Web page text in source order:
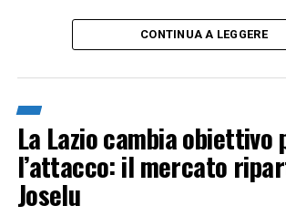
CONTINUA A LEGGERE
La Lazio cambia obiettivo
l’attacco: il mercato
Joselu